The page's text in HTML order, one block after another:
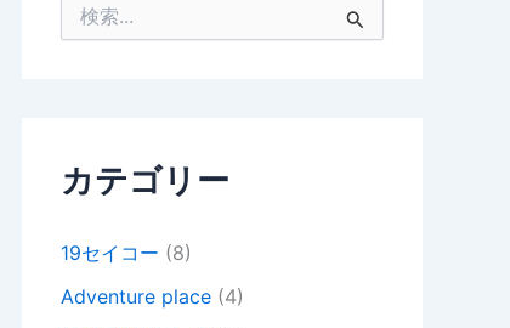
カテゴリー
19セイコー (8)
Adventure place (4)